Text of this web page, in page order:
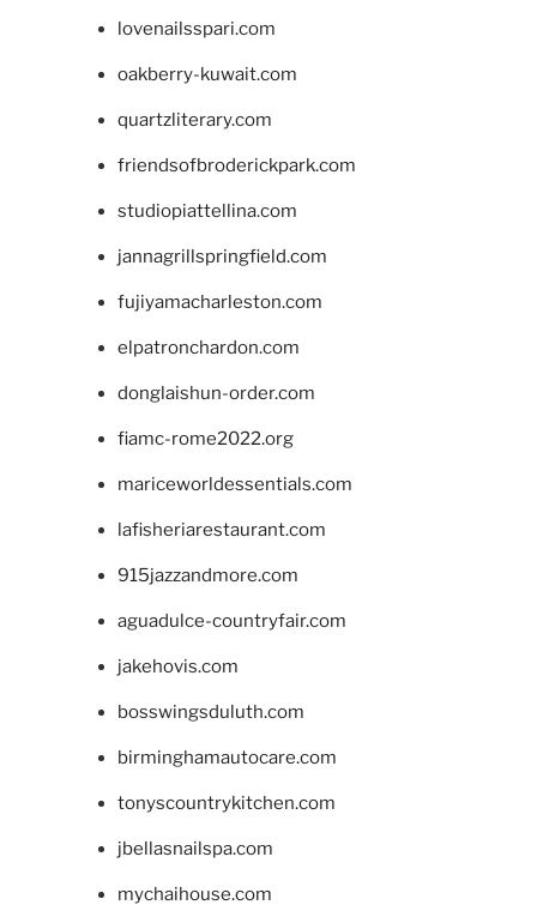
lovenailsspari.com
oakberry-kuwait.com
quartzliterary.com
friendsofbroderickpark.com
studiopiattellina.com
jannagrillspringfield.com
fujiyamacharleston.com
elpatronchardon.com
donglaishun-order.com
fiamc-rome2022.org
mariceworldessentials.com
lafisheriarestaurant.com
915jazzandmore.com
aguadulce-countryfair.com
jakehovis.com
bosswingsduluth.com
birminghamautocare.com
tonyscountrykitchen.com
jbellasnailspa.com
mychaihouse.com